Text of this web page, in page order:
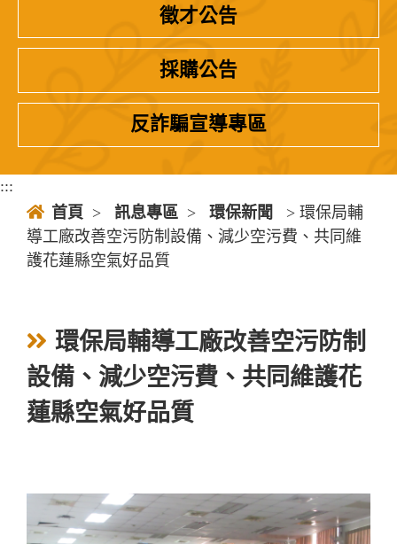
徵才公告
採購公告
反詐騙宣導專區
:::
首頁 > 訊息專區 > 環保新聞
> 環保局輔
導工廠改善空污防制設備、減少空污費、共同維
護花蓮縣空氣好品質
環保局輔導工廠改善空污防制
設備、減少空污費、共同維護花
蓮縣空氣好品質